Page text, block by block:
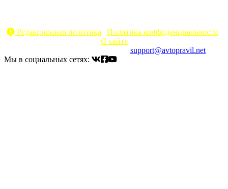
Редакционная политика
Политика конфиденциальности
О сайте
support@avtopravil.net
Мы в социальных сетях: